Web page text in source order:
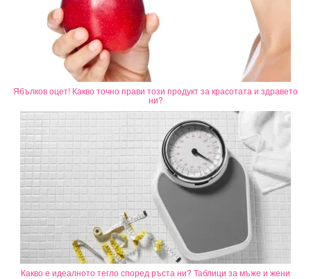
Ябълков оцет! Какво точно прави този продукт за красотата и здравето
ни?
Какво е идеалното тегло според ръста ни? Таблици за мъже и жени